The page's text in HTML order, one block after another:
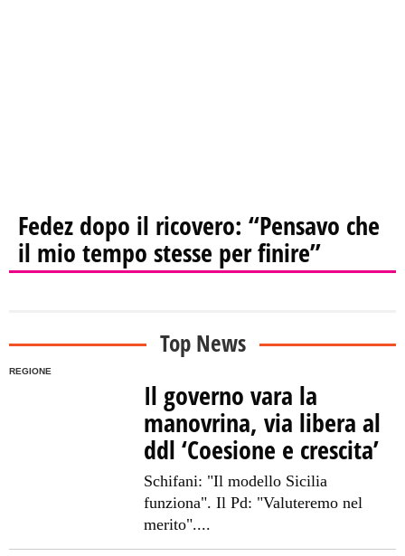
Fedez dopo il ricovero: “Pensavo che
il mio tempo stesse per finire”
Top News
REGIONE
Il governo vara la
manovrina, via libera al
ddl ‘Coesione e crescita’
Schifani: "Il modello Sicilia
funziona". Il Pd: "Valuteremo nel
merito"....